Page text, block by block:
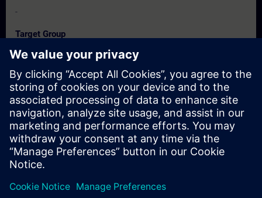
-
Target Group
Programozók és vezető karbantartók
Dates And Registration
Currently, no events available
Add yourself to the course request list and you will be notified
when new dates become available.
Activate notification service